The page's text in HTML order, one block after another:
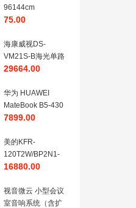
96144cm
75.00
海康威视DS-
VM21S-B海光单路
通用服务器（含两
试）
29664.00
华为 HUAWEI
MateBook B5-430
笔记本电脑 KLVDZ-
Intel i7
16GB+512GB)深空
灰
7899.00
美的KFR-
120T2W/BP2N1-
TR(E2)5匹变频冷
辅材）
16880.00
视音微云 小型会议
室音响系统（含扩